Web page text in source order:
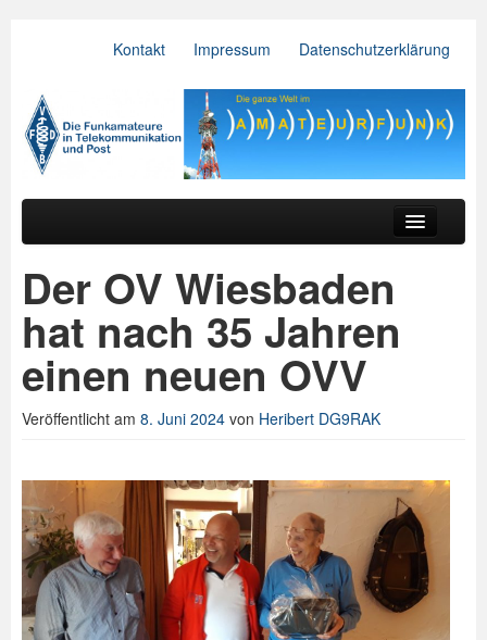
Kontakt Impressum Datenschutzerklärung
VFDB e.V.
Hauptmenü
Der Verein
Referate
BV & OV
Relais
Downloads
Spenden
Login
Der OV Wiesbaden
hat nach 35 Jahren
einen neuen OVV
Veröffentlicht am 8. Juni 2024 von Heribert DG9RAK